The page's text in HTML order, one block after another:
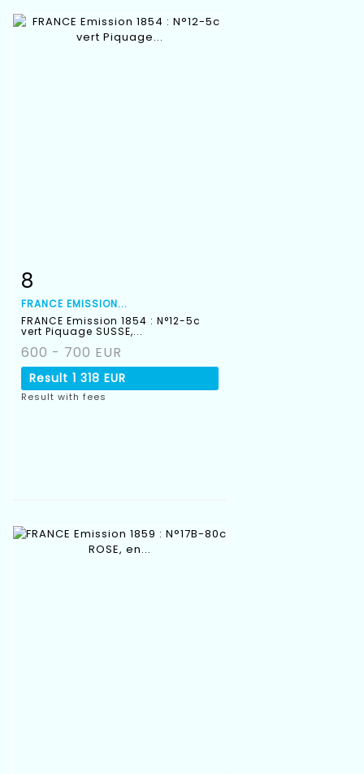
8
FRANCE EMISSION...
FRANCE Emission 1854 : N°12-5c
vert Piquage SUSSE,...
600 - 700 EUR
Result 1 318 EUR
Result with fees